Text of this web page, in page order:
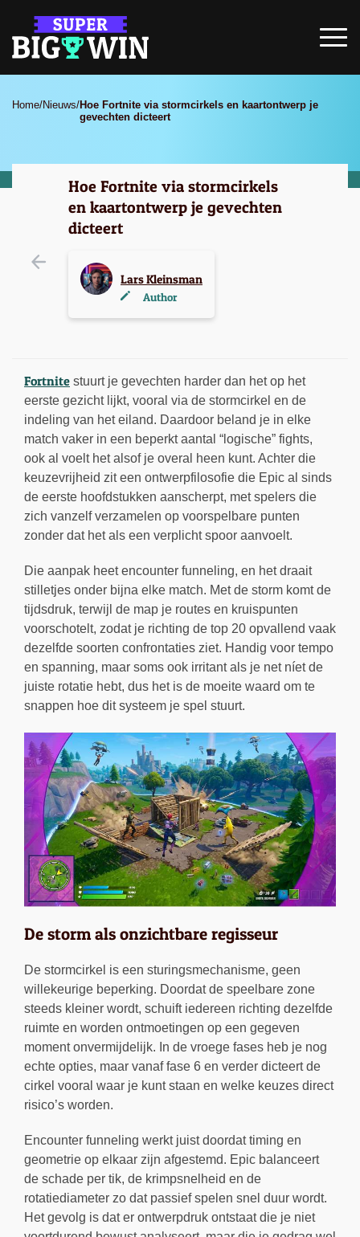
Home/Nieuws/Hoe Fortnite via stormcirkels en kaartontwerp je
gevechten dicteert
Hoe Fortnite via stormcirkels
en kaartontwerp je gevechten
dicteert
Lars Kleinsman
Author
Fortnite stuurt je gevechten harder dan het op het
eerste gezicht lijkt, vooral via de stormcirkel en de
indeling van het eiland. Daardoor beland je in elke
match vaker in een beperkt aantal “logische” fights,
ook al voelt het alsof je overal heen kunt. Achter die
keuzevrijheid zit een ontwerpfilosofie die Epic al sinds
de eerste hoofdstukken aanscherpt, met spelers die
zich vanzelf verzamelen op voorspelbare punten
zonder dat het als een verplicht spoor aanvoelt.
Die aanpak heet encounter funneling, en het draait
stilletjes onder bijna elke match. Met de storm komt de
tijdsdruk, terwijl de map je routes en kruispunten
voorschotelt, zodat je richting de top 20 opvallend vaak
dezelfde soorten confrontaties ziet. Handig voor tempo
en spanning, maar soms ook irritant als je net níet de
juiste rotatie hebt, dus het is de moeite waard om te
snappen hoe dit systeem je spel stuurt.
De storm als onzichtbare regisseur
De stormcirkel is een sturingsmechanisme, geen
willekeurige beperking. Doordat de speelbare zone
steeds kleiner wordt, schuift iedereen richting dezelfde
ruimte en worden ontmoetingen op een gegeven
moment onvermijdelijk. In de vroege fases heb je nog
echte opties, maar vanaf fase 6 en verder dicteert de
cirkel vooral waar je kunt staan en welke keuzes direct
risico’s worden.
Encounter funneling werkt juist doordat timing en
geometrie op elkaar zijn afgestemd. Epic balanceert
de schade per tik, de krimpsnelheid en de
rotatiediameter zo dat passief spelen snel duur wordt.
Het gevolg is dat er ontwerpdruk ontstaat die je niet